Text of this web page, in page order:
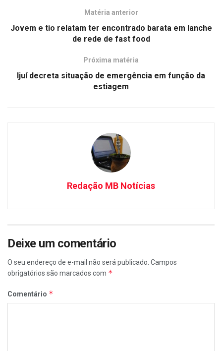
Matéria anterior
Jovem e tio relatam ter encontrado barata em lanche
de rede de fast food
Próxima matéria
Ijuí decreta situação de emergência em função da
estiagem
Redação MB Notícias
Deixe um comentário
O seu endereço de e-mail não será publicado. Campos
obrigatórios são marcados com *
Comentário *